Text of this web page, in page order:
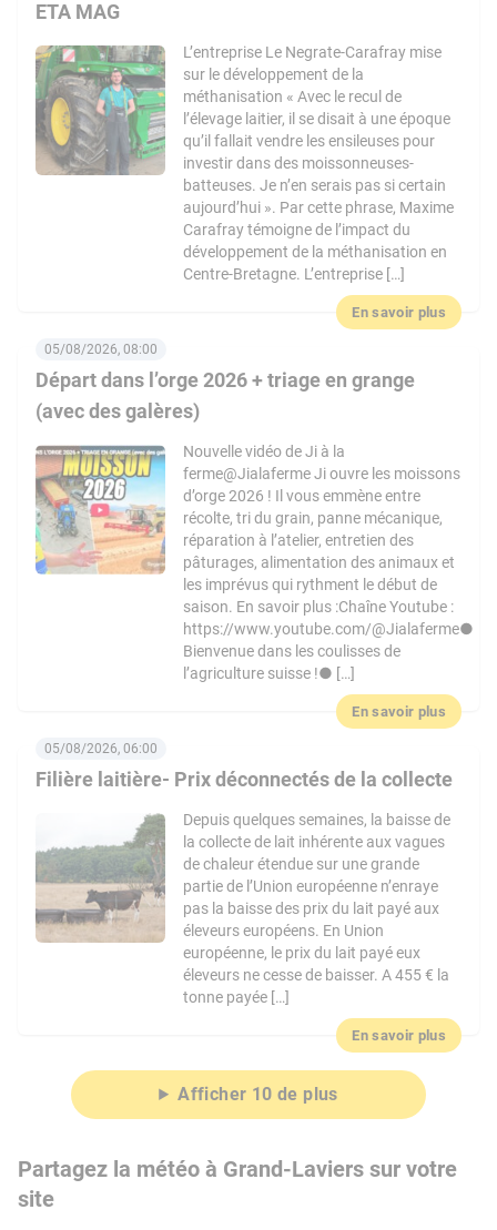
ETA MAG
L’entreprise Le Negrate-Carafray mise
sur le développement de la
méthanisation « Avec le recul de
l’élevage laitier, il se disait à une époque
qu’il fallait vendre les ensileuses pour
investir dans des moissonneuses-
batteuses. Je n’en serais pas si certain
aujourd’hui ». Par cette phrase, Maxime
Carafray témoigne de l’impact du
développement de la méthanisation en
Centre-Bretagne. L’entreprise […]
En savoir plus
Départ dans l’orge 2026 + triage en grange
(avec des galères)
05/08/2026, 08:00
Nouvelle vidéo de Ji à la
ferme@Jialaferme Ji ouvre les moissons
d’orge 2026 ! Il vous emmène entre
récolte, tri du grain, panne mécanique,
réparation à l’atelier, entretien des
pâturages, alimentation des animaux et
les imprévus qui rythment le début de
saison. En savoir plus :Chaîne Youtube :
https://www.youtube.com/@Jialaferme●
Bienvenue dans les coulisses de
l’agriculture suisse !● […]
En savoir plus
Filière laitière- Prix déconnectés de la collecte
05/08/2026, 06:00
Depuis quelques semaines, la baisse de
la collecte de lait inhérente aux vagues
de chaleur étendue sur une grande
partie de l’Union européenne n’enraye
pas la baisse des prix du lait payé aux
éleveurs européens. En Union
européenne, le prix du lait payé eux
éleveurs ne cesse de baisser. A 455 € la
tonne payée […]
En savoir plus
Afficher 10 de plus
Partagez la météo à Grand-Laviers sur votre
site